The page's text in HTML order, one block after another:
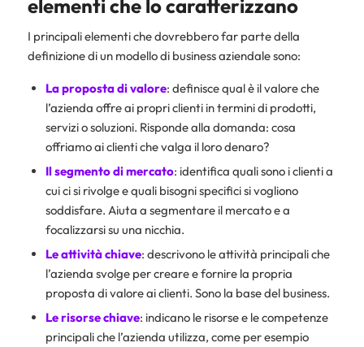
elementi che lo caratterizzano
I principali elementi che dovrebbero far parte della
definizione di un modello di business aziendale sono:
La proposta di valore: definisce qual è il valore che
l’azienda offre ai propri clienti in termini di prodotti,
servizi o soluzioni. Risponde alla domanda: cosa
offriamo ai clienti che valga il loro denaro?
Il segmento di mercato: identifica quali sono i clienti a
cui ci si rivolge e quali bisogni specifici si vogliono
soddisfare. Aiuta a segmentare il mercato e a
focalizzarsi su una nicchia.
Le attività chiave: descrivono le attività principali che
l’azienda svolge per creare e fornire la propria
proposta di valore ai clienti. Sono la base del business.
Le risorse chiave: indicano le risorse e le competenze
principali che l’azienda utilizza, come per esempio